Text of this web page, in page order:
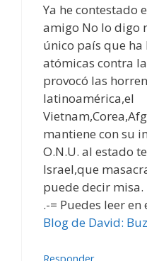
Ya he contestado
amigo No lo digo
único país que
atómicas contra
provocó las
latinoamérica,el
mantiene con su
O.N.U. al estado
Israel,que
puede decir misa.
.-= Puedes leer
Blog de David: